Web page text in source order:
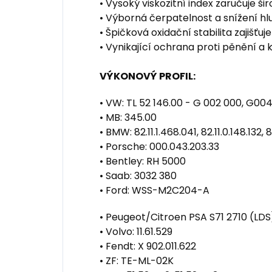
• Vysoký viskozitní index zaručuje
• Výborná čerpatelnost a snížení
• Špičková oxidační stabilita
• Vynikající ochrana proti pěnění a
VÝKONOVÝ PROFIL:
• VW: TL 52 146.00 - G 002 000,
• MB: 345.00
• BMW: 82.11.1.468.041,
• Porsche: 000.043.203.33
• Bentley: RH 5000
• Saab: 3032 380
• Ford: WSS-M2C204-A
• Peugeot/Citroen PSA S71 2710
• Volvo: 11.61.529
• Fendt: X 902.011.622
• ZF: TE-ML-02K